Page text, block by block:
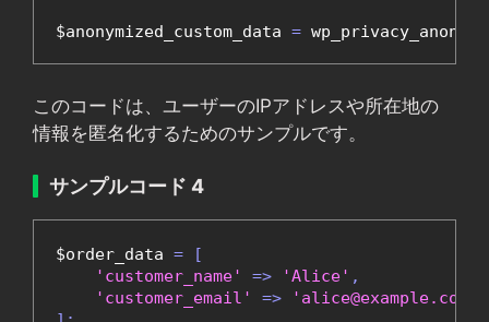
$anonymized_custom_data =
このコードは、ユーザーのIPアドレスや所在地の
情報を匿名化するためのサンプルです。
サンプルコード 4
$order_data =
[
'customer_name'
=> 'Alice' ,
'customer_email'
=> 'alice@example.com'